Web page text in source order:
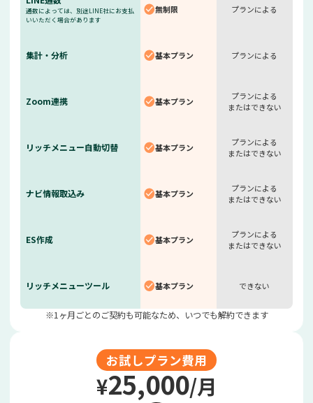
通数によっては、別途LINE社にお支払
いいただく場合があります
集計・分析
Zoom連携
リッチメニュー自動切替
ナビ情報取込み
ES作成
リッチメニューツール
無制限
基本プラン
基本プラン
基本プラン
基本プラン
基本プラン
基本プラン
プランによる
プランによる
プランによる
またはできない
プランによる
またはできない
プランによる
またはできない
プランによる
またはできない
できない
※1ヶ月ごとのご契約も可能なため、 いつでも解約できます
お試しプラン費用
¥25,000/月